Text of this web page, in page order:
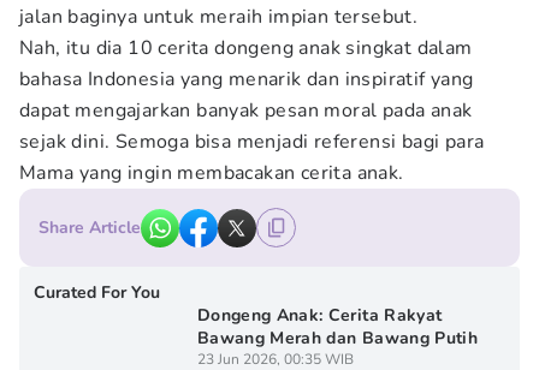
jalan baginya untuk meraih impian tersebut.
Nah, itu dia 10 cerita dongeng anak singkat dalam
bahasa Indonesia yang menarik dan inspiratif yang
dapat mengajarkan banyak pesan moral pada anak
sejak dini. Semoga bisa menjadi referensi bagi para
Mama yang ingin membacakan cerita anak.
Share Article
Curated For You
Dongeng Anak: Cerita Rakyat
Bawang Merah dan Bawang Putih
23 Jun 2026, 00:35 WIB